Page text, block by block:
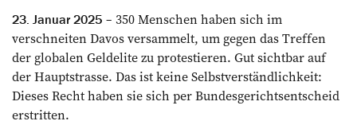
23. Januar 2025
350 Menschen haben sich im
verschneiten Davos versammelt, um gegen das Treffen
der globalen Geldelite zu protestieren. Gut sichtbar auf
der Hauptstrasse. Das ist keine Selbstverständlichkeit:
Dieses Recht haben sie sich per Bundesgerichtsentscheid
erstritten.